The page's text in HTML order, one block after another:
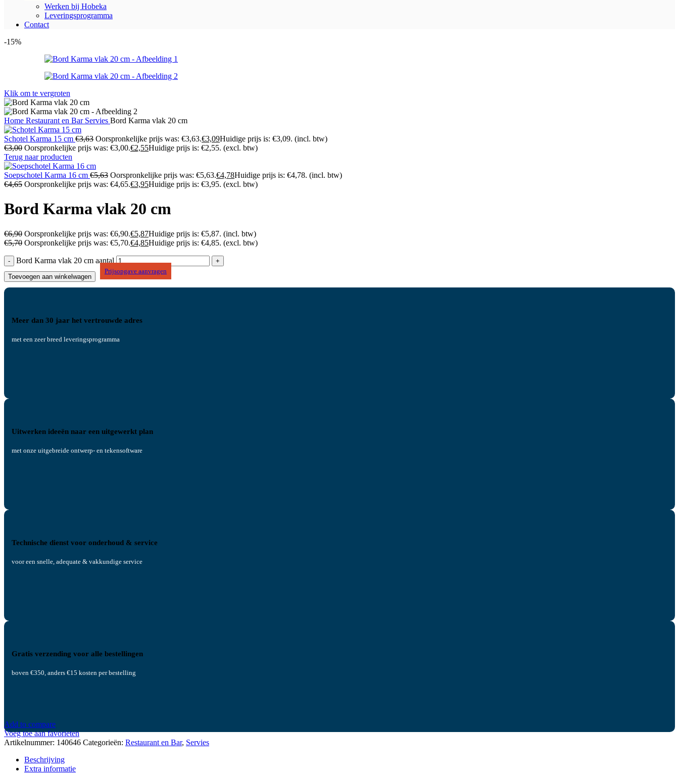
Werken bij Hobeka
Leveringsprogramma
Contact
-15%
Klik om te vergroten
Home Restaurant en Bar Servies Bord Karma vlak 20 cm
Schotel Karma 15 cm €3,63 Oorspronkelijke prijs was: €3,63.€3,09Huidige prijs is: €3,09. (incl. btw)
€3,00 Oorspronkelijke prijs was: €3,00.€2,55Huidige prijs is: €2,55. (excl. btw)
Terug naar producten
Soepschotel Karma 16 cm €5,63 Oorspronkelijke prijs was: €5,63.€4,78Huidige prijs is: €4,78. (incl. btw)
€4,65 Oorspronkelijke prijs was: €4,65.€3,95Huidige prijs is: €3,95. (excl. btw)
Bord Karma vlak 20 cm
€6,90 Oorspronkelijke prijs was: €6,90.€5,87Huidige prijs is: €5,87. (incl. btw)
€5,70 Oorspronkelijke prijs was: €5,70.€4,85Huidige prijs is: €4,85. (excl. btw)
Bord Karma vlak 20 cm aantal
Toevoegen aan winkelwagen
Prijsopgave aanvragen
Meer dan 30 jaar het vertrouwde adres
met een zeer breed leveringsprogramma
Uitwerken ideeën naar een uitgewerkt plan
met onze uitgebreide ontwerp- en tekensoftware
Technische dienst voor onderhoud & service
voor een snelle, adequate & vakkundige service
Gratis verzending voor alle bestellingen
boven €350, anders €15 kosten per bestelling
Add to compare
Voeg toe aan favorieten
Artikelnummer: 140646 Categorieën: Restaurant en Bar, Servies
Beschrijving
Extra informatie